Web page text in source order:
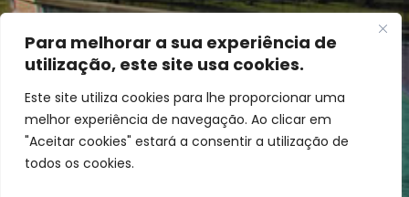
Para melhorar a sua experiência de
utilização, este site usa cookies.
Este site utiliza cookies para lhe proporcionar uma
melhor experiência de navegação. Ao clicar em
"Aceitar cookies" estará a consentir a utilização de
todos os cookies.
Turismo de Coimbra © || Desenvolvido por